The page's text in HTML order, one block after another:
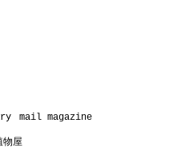
mail magazine
物屋